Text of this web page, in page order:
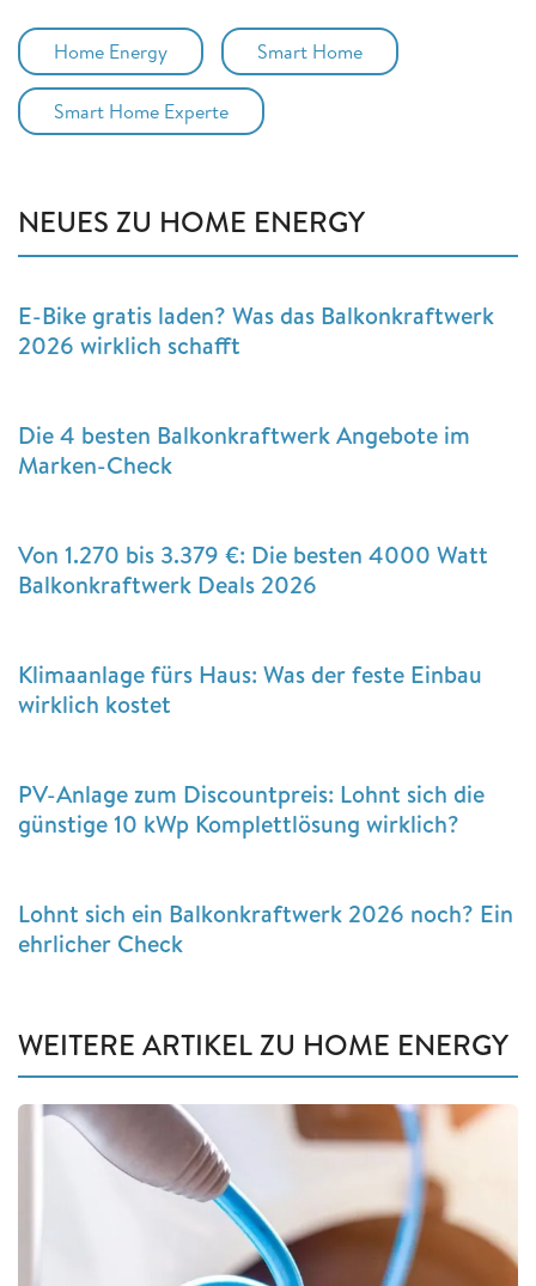
Home Energy Smart Home
Smart Home Experte
NEUES ZU HOME ENERGY
E-Bike gratis laden? Was das Balkonkraftwerk
2026 wirklich schafft
Die 4 besten Balkonkraftwerk Angebote im
Marken-Check
Von 1.270 bis 3.379 €: Die besten 4000 Watt
Balkonkraftwerk Deals 2026
Klimaanlage fürs Haus: Was der feste Einbau
wirklich kostet
PV-Anlage zum Discountpreis: Lohnt sich die
günstige 10 kWp Komplettlösung wirklich?
Lohnt sich ein Balkonkraftwerk 2026 noch? Ein
ehrlicher Check
WEITERE ARTIKEL ZU HOME ENERGY